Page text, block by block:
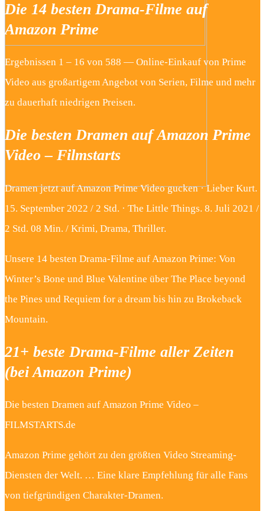
Die 14 besten Drama-Filme auf
Amazon Prime
Ergebnissen 1 – 16 von 588 — Online-Einkauf von Prime
Video aus großartigem Angebot von Serien, Filme und mehr
zu dauerhaft niedrigen Preisen.
Die besten Dramen auf Amazon Prime
Video – Filmstarts
Dramen jetzt auf Amazon Prime Video gucken · Lieber Kurt.
15. September 2022 / 2 Std. · The Little Things. 8. Juli 2021 /
2 Std. 08 Min. / Krimi, Drama, Thriller.
Unsere 14 besten Drama-Filme auf Amazon Prime: Von
Winter’s Bone und Blue Valentine über The Place beyond
the Pines und Requiem for a dream bis hin zu Brokeback
Mountain.
21+ beste Drama-Filme aller Zeiten
(bei Amazon Prime)
Die besten Dramen auf Amazon Prime Video –
FILMSTARTS.de
Amazon Prime gehört zu den größten Video Streaming-
Diensten der Welt. … Eine klare Empfehlung für alle Fans
von tiefgründigen Charakter-Dramen.